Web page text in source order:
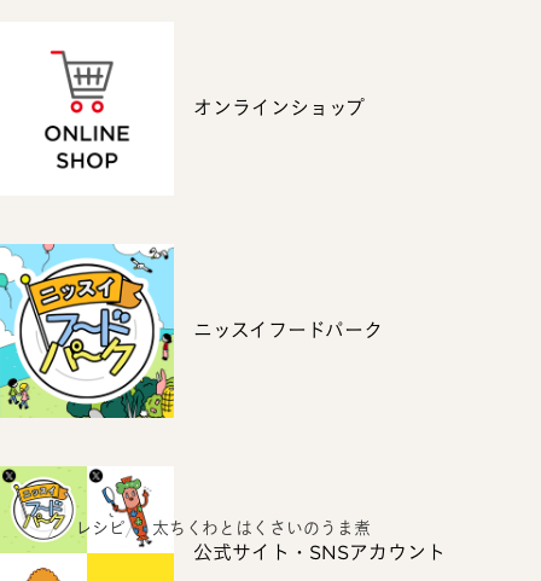
オンラインショップ
ニッスイフードパーク
公式サイト・SNSアカウント
ホーム レシピ 太ちくわとはくさいのうま煮